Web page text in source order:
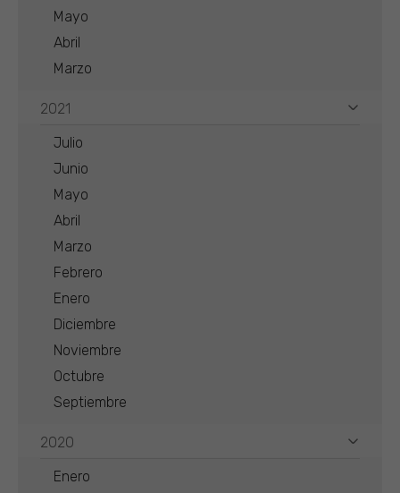
Mayo
Abril
Marzo
2021
Julio
Junio
Mayo
Abril
Marzo
Febrero
Enero
Diciembre
Noviembre
Octubre
Septiembre
2020
Enero